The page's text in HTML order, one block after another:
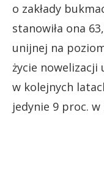
o zakłady
stanowiła ona
unijnej na
życie
w kolejnych
jedynie 9 proc. w